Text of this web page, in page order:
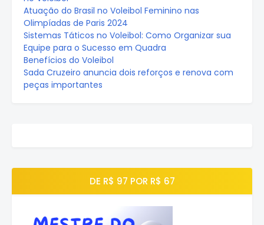
Atuação do Brasil no Voleibol Feminino nas
Olimpíadas de Paris 2024
Sistemas Táticos no Voleibol: Como Organizar sua
Equipe para o Sucesso em Quadra
Benefícios do Voleibol
Sada Cruzeiro anuncia dois reforços e renova com
peças importantes
DE R$ 97 POR R$ 67